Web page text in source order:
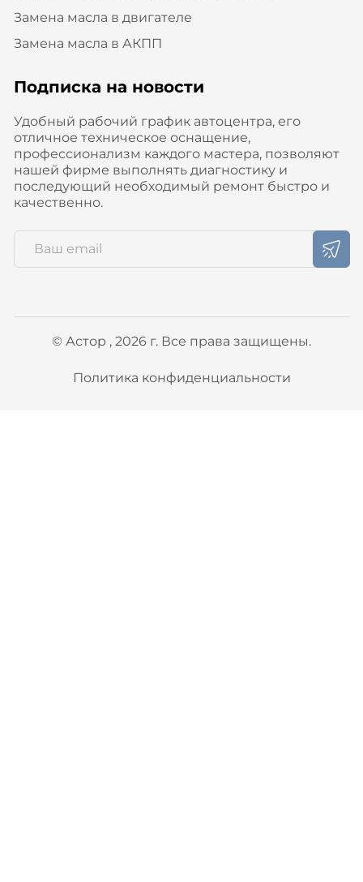
Замена масла в двигателе
Замена масла в АКПП
Подписка на новости
Удобный рабочий график автоцентра, его
отличное техническое оснащение,
профессионализм каждого мастера, позволяют
нашей фирме выполнять диагностику и
последующий необходимый ремонт быстро и
качественно.
© Астор , 2026 г. Все права защищены.
Политика конфиденциальности